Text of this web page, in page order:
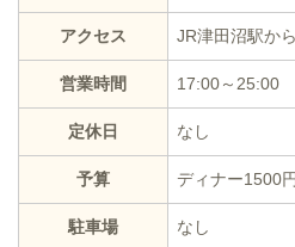
アクセス JR津田沼駅か
営業時間 17:00～25:00
定休日 なし
予算 ディナー1500
駐車場 なし